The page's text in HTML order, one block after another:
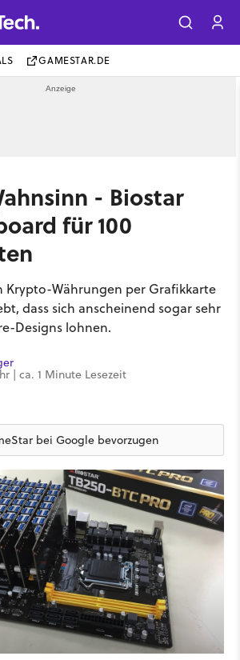
GAMESTAR.DE
- Biostar
für 100
Krypto-Währungen per Grafikkarte
dass sich anscheinend sogar sehr
Designs lohnen.
| ca. 1 Minute Lesezeit
bei Google bevorzugen